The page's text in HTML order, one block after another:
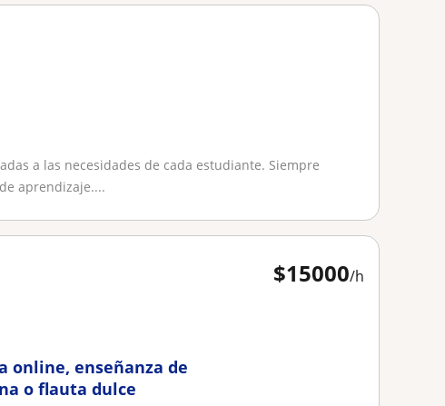
a las necesidades de cada estudiante. Siempre
aprendizaje....
$15000/h
online, enseñanza de
o flauta dulce